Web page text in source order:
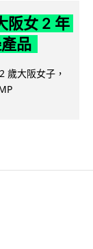
阪女 2 年
品
歲大阪女子，